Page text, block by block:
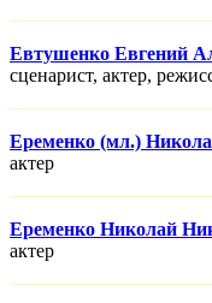
Евтушенко Евгений
сценарист, актер,
Еременко (мл.)
актер
Еременко Николай
актер